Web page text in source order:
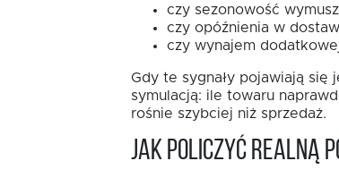
czy sezonowość
czy opóźnienia w
czy wynajem
Gdy te sygnały pojawiają się
symulacją: ile towaru
rośnie szybciej niż sprzedaż.
Jak policzyć realną